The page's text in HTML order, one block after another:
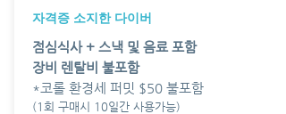
​자격증 소지한 다이버
​점심식사 + 스낵 및 음료 포함
장비 렌탈비 불포함
*코롤 환경세 퍼밋 $50 불포함
(1회 구매시 10일간 사용가능)